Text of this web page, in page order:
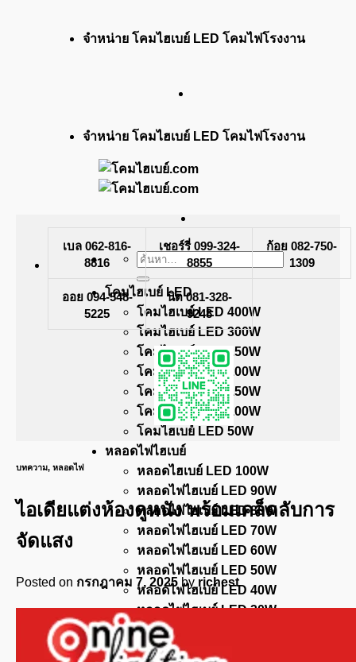
จำหน่าย โคมไฮเบย์ LED โคมไฟโรงงาน
จำหน่าย โคมไฮเบย์ LED โคมไฟโรงงาน
ค้นหา:
โคมไฮเบย์ LED
โคมไฮเบย์ LED 400W
โคมไฮเบย์ LED 300W
โคมไฮเบย์ LED 250W
โคมไฮเบย์ LED 200W
โคมไฮเบย์ LED 150W
โคมไฮเบย์ LED 100W
โคมไฮเบย์ LED 50W
หลอดไฟไฮเบย์
หลอดไฮเบย์ LED 100W
หลอดไฟไฮเบย์ LED 90W
หลอดไฟไฮเบย์ LED 80W
หลอดไฟไฮเบย์ LED 70W
หลอดไฟไฮเบย์ LED 60W
หลอดไฟไฮเบย์ LED 50W
หลอดไฟไฮเบย์ LED 40W
หลอดไฟไฮเบย์ LED 30W
หลอดไฟไฮเบย์ LED 20W
โคมกันน้ำกันฝุ่น
เบล 062-816-
8816
เชอร์รี่ 099-324-
8855
ก้อย 082-750-
1309
ออย 094-548-
5225
นิต 081-328-
9248
บทความ, หลอดไฟ
ไอเดียแต่งห้องดูหนัง พร้อมเคล็ดลับการ
จัดแสง
Posted on กรกฎาคม 7, 2025 by richest